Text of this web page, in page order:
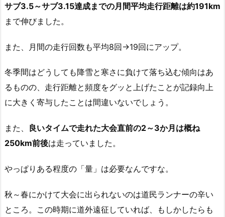
サブ3.5～サブ3.15達成までの月間平均走行距離は約191km
まで伸びました。
また、月間の走行回数も平均8回→19回にアップ。
冬季間はどうしても降雪と寒さに負けて落ち込む傾向はあ
るものの、走行距離と頻度をグッと上げたことが記録向上
に大きく寄与したことは間違いないでしょう。
また、 良いタイムで走れた大会直前の2～3か月は概ね
250km前後は走っていました。
やっぱりある程度の「量」は必要なんですな。
秋～春にかけて大会に出られないのは道民ランナーの辛い
ところ。この時期に道外遠征していれば、もしかしたらも